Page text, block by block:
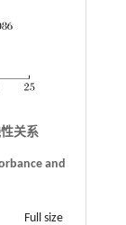
关系
and
Full size